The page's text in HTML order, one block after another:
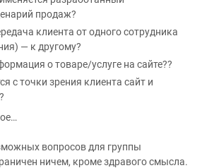
продаж?
клиента от одного сотрудника
— к другому?
о товаре/услуге на сайте??
с точки зрения клиента сайт и
вопросов для группы
ничем, кроме здравого смысла.